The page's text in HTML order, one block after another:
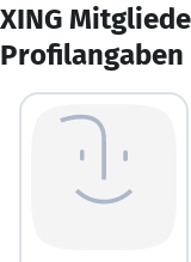
XING
Profilangaben